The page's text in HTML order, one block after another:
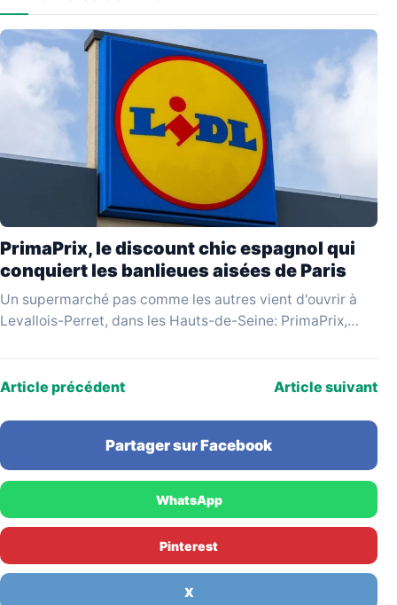
PrimaPrix, le discount chic espagnol qui
conquiert les banlieues aisées de Paris
Un supermarché pas comme les autres vient d'ouvrir à
Levallois-Perret, dans les Hauts-de-Seine: PrimaPrix,
chic», attire une…
Article précédent Article suivant
Partager sur Facebook
WhatsApp
Pinterest
X